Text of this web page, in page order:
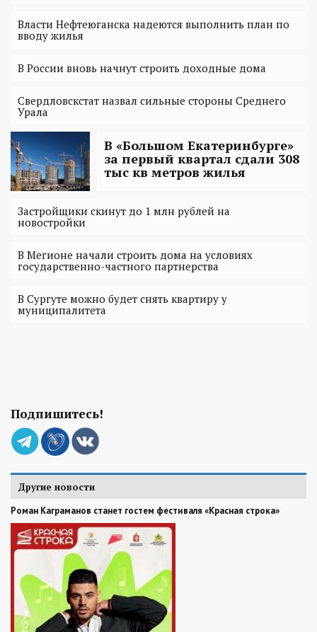
Власти Нефтеюганска надеются выполнить план по
вводу жилья
В России вновь начнут строить доходные дома
Свердловскстат назвал сильные стороны Среднего
Урала
В «Большом Екатеринбурге»
за первый квартал сдали 308
тыс кв метров жилья
Застройщики скинут до 1 млн рублей на
новостройки
В Мегионе начали строить дома на условиях
государственно-частного партнерства
В Сургуте можно будет снять квартиру у
муниципалитета
Подпишитесь!
Другие новости
Роман Каграманов станет гостем фестиваля «Красная строка»